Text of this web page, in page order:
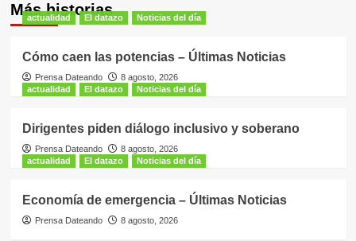
Más historias
actualidad El datazo Noticias del día
Cómo caen las potencias – Últimas Noticias
Prensa Dateando
8 agosto, 2026
actualidad
El datazo Noticias del día
Dirigentes piden diálogo inclusivo y soberano
Prensa Dateando
8 agosto, 2026
actualidad
El datazo Noticias del día
Economía de emergencia – Últimas Noticias
Prensa Dateando 8 agosto, 2026